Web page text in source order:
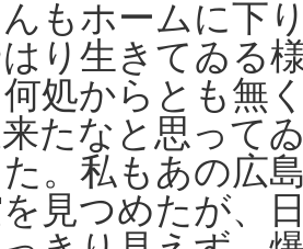
もホームに下
り生きてゐる
処からとも無
たなと思って
。私もあの広
見つめたが、